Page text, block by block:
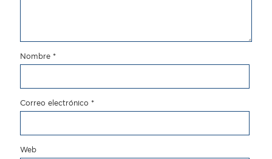
Nombre *
Correo electrónico *
Web